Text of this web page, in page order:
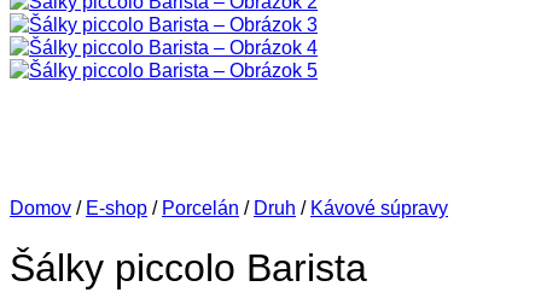
Domov / E-shop / Porcelán / Druh / Kávové súpravy
Šálky piccolo Barista